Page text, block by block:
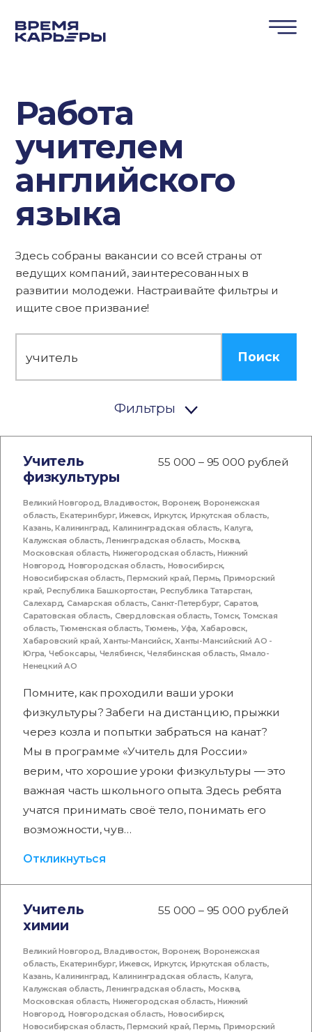
Работа
учителем
английского
языка
Здесь собраны вакансии со всей страны от
ведущих компаний, заинтересованных в
развитии молодежи. Настраивайте фильтры и
ищите свое призвание!
Поиск
Фильтры
Учитель
физкультуры
55 000 – 95 000 рублей
Великий Новгород,Владивосток, Воронеж,Воронежская
область,Екатеринбург,Ижевск, Иркутск,Иркутская область,
Казань,Калининград, Калининградская область, Калуга,
Калужская область,Ленинградская область, Москва,
Московская область,Нижегородская область,Нижний
Новгород,Новгородская область, Новосибирск,
Новосибирская область,Пермский край,Пермь,Приморский
край, Республика Башкортостан, Республика Татарстан,
Салехард,Самарская область,Санкт-Петербург, Саратов,
Саратовская область, Свердловская область,Томск,Томская
область,Тюменская область,Тюмень, Уфа, Хабаровск,
Хабаровский край,Ханты-Мансийск,Ханты-Мансийский АО -
Югра, Чебоксары, Челябинск,Челябинская область,Ямало-
Ненецкий АО
Помните, как проходили ваши уроки
физкультуры? Забеги на дистанцию, прыжки
через козла и попытки забраться на канат?
Мы в программе «Учитель для России»
верим, что хорошие уроки физкультуры — это
важная часть школьного опыта. Здесь ребята
учатся принимать своё тело, понимать его
возможности, чув…
Откликнуться
Учитель
химии
55 000 – 95 000 рублей
Великий Новгород,Владивосток, Воронеж,Воронежская
область,Екатеринбург,Ижевск, Иркутск,Иркутская область,
Казань,Калининград, Калининградская область, Калуга,
Калужская область,Ленинградская область, Москва,
Московская область,Нижегородская область,Нижний
Новгород,Новгородская область, Новосибирск,
Новосибирская область,Пермский край,Пермь,Приморский